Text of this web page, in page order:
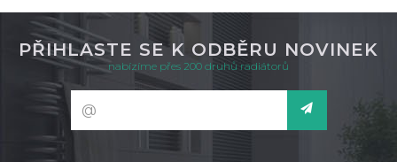
PŘIHLASTE SE K ODBĚRU NOVINEK
nabízíme přes 200 druhů radiátorů